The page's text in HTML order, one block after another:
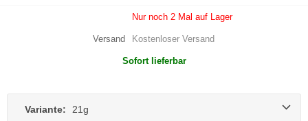
Nur noch 2 Mal auf Lager
Versand Kostenloser Versand
Sofort lieferbar
Variante: 21g